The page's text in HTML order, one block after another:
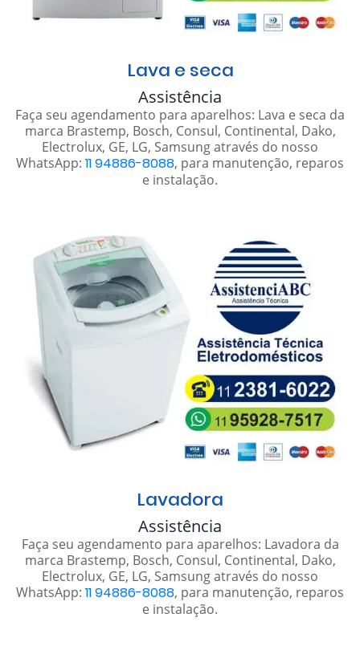
Lava e seca
Assistência
Faça seu agendamento para aparelhos: Lava e seca da
marca Brastemp, Bosch, Consul, Continental, Dako,
Electrolux, GE, LG, Samsung através do nosso
WhatsApp: 11 94886-8088, para manutenção, reparos
e instalação.
Lavadora
Assistência
Faça seu agendamento para aparelhos: Lavadora da
marca Brastemp, Bosch, Consul, Continental, Dako,
Electrolux, GE, LG, Samsung através do nosso
WhatsApp: 11 94886-8088, para manutenção, reparos
e instalação.